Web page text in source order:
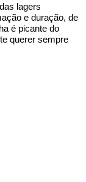
lagers
e duração, de
é picante do
querer sempre